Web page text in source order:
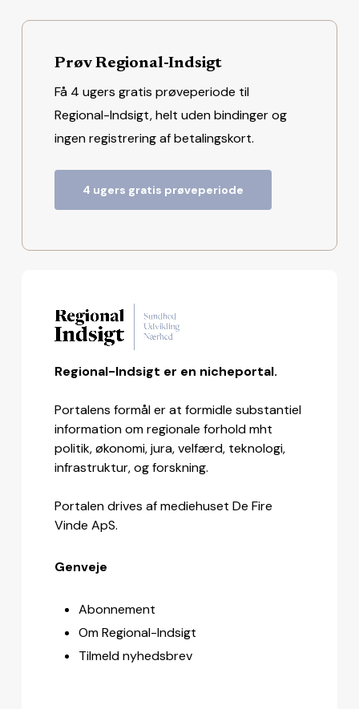
Prøv Regional-Indsigt
Få 4 ugers gratis prøveperiode til
Regional-Indsigt, helt uden bindinger og
ingen registrering af betalingskort.
4 ugers gratis prøveperiode
Regional-Indsigt er en nicheportal.
Portalens formål er at formidle substantiel
information om regionale forhold mht
politik, økonomi, jura, velfærd, teknologi,
infrastruktur, og forskning.
Portalen drives af mediehuset De Fire
Vinde ApS.
Genveje
Abonnement
Om Regional-Indsigt
Tilmeld nyhedsbrev